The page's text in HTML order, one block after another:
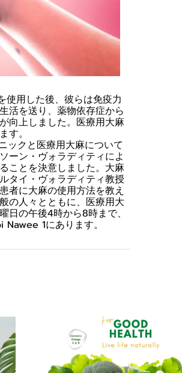
使用した後、彼らは免疫力
活を送り、薬物依存症から
向上しました。医療用大麻
す。
ックと医療用大麻について
ーン・ヴォラディティによ
ことを決意しました。大麻
タイ・ヴォラディティ教授
者に大麻の使用方法を教え
の人々とともに、医療用大
日の午後4時から8時まで、
1にあります。